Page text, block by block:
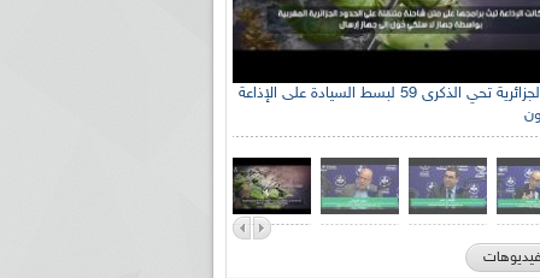
الإذاعة الجزائرية تحي الذكرى 59 لبسط السيادة على الإذاعة